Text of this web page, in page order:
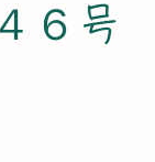
６号